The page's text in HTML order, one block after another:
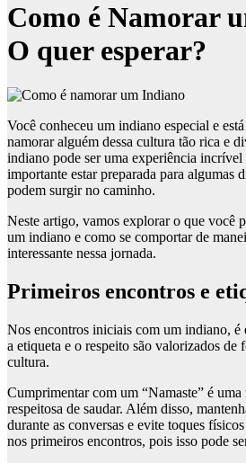
Como é Namorar
O quer esperar?
Você conheceu um indiano especial e
namorar alguém dessa cultura tão rica e
indiano pode ser uma experiência incrível
importante estar preparada para algumas
podem surgir no caminho.
Neste artigo, vamos explorar o que você
um indiano e como se comportar de
interessante nessa jornada.
Primeiros encontros e
Nos encontros iniciais com um indiano, é
a etiqueta e o respeito são valorizados de
cultura.
Cumprimentar com um “Namaste” é uma
respeitosa de saudar. Além disso,
durante as conversas e evite toques
nos primeiros encontros, pois isso pode